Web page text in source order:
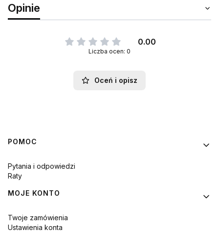
Opinie
0.00
Liczba ocen: 0
Oceń i opisz
Linki w stopce
POMOC
Pytania i odpowiedzi
Raty
MOJE KONTO
Twoje zamówienia
Ustawienia konta